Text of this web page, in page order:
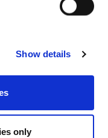
Show details
only
können Sie die
zum Hinzufügen
vereinfacht, um